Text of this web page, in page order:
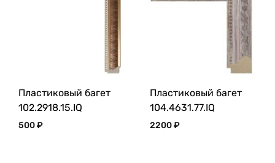
Пластиковый багет
102.2918.15.IQ
500₽
Пластиковый багет
104.4631.77.IQ
2200₽